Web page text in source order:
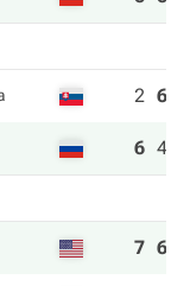
2 6
6 4
7 6